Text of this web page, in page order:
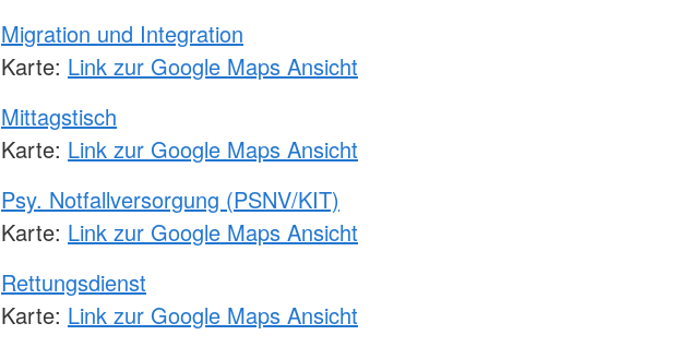
Migration und Integration
Karte: Link zur Google Maps Ansicht
Mittagstisch
Karte: Link zur Google Maps Ansicht
Psy. Notfallversorgung (PSNV/KIT)
Karte: Link zur Google Maps Ansicht
Rettungsdienst
Karte: Link zur Google Maps Ansicht